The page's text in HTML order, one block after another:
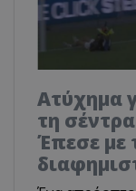
Ατύχημα
τη
Έπεσε με